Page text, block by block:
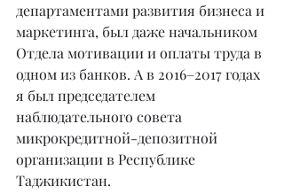
департаментами развития бизнеса и
маркетинга, был даже начальником
Отдела мотивации и оплаты труда в
одном из банков. А в 2016–2017 годах
я был председателем
наблюдательного совета
микрокредитной-депозитной
организации в Республике
Таджикистан.